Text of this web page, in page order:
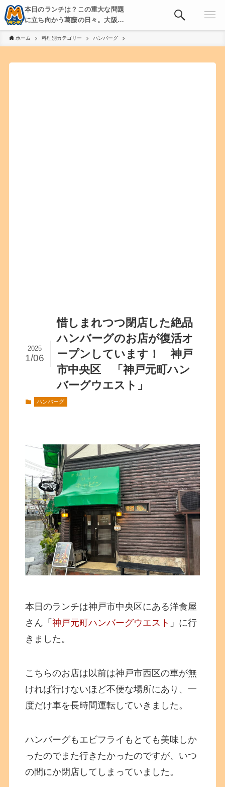
本日のランチは？この重大な問題
に立ち向かう葛藤の日々。大阪・
京都・神戸を中心とした食べ歩
き、飲み歩きを綴る。
ホーム 料理別カテゴリー ハンバーグ
惜しまれつつ閉店した絶品
ハンバーグのお店が復活オ
ープンしています！ 神戸
市中央区 「神戸元町ハン
バーグウエスト」
2025
1/06
ハンバーグ
本日のランチは神戸市中央区にある洋食屋
さん「神戸元町ハンバーグウエスト 」に行
きました。
こちらのお店は以前は神戸市西区の車が無
ければ行けないほど不便な場所にあり、一
度だけ車を長時間運転していきました。
ハンバーグもエビフライもとても美味しか
ったのでまた行きたかったのですが、いつ
の間にか閉店してしまっていました。